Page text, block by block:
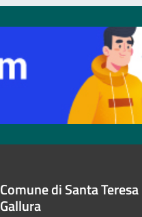
Comune di Santa Teresa
Gallura